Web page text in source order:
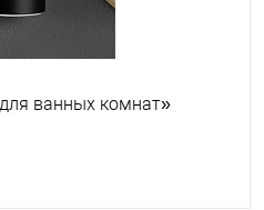
ванных комнат»